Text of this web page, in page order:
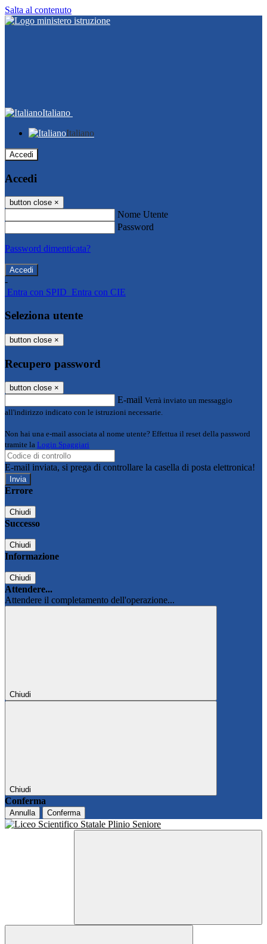
Salta al contenuto
Italiano
Italiano
Accedi
Accedi
button close ×
Nome Utente
Password
Password dimenticata?
-
Entra con SPID Entra con CIE
Seleziona utente
button close ×
Recupero password
button close ×
E-mail Verrà inviato un messaggio
all'indirizzo indicato con le istruzioni necessarie.
Non hai una e-mail associata al nome utente? Effettua il reset della password
tramite la Login Spaggiari
E-mail inviata, si prega di controllare la casella di posta elettronica!
Errore
Chiudi
Successo
Chiudi
Informazione
Chiudi
Attendere...
Attendere il completamento dell'operazione...
Chiudi
Chiudi
Conferma
Annulla Conferma